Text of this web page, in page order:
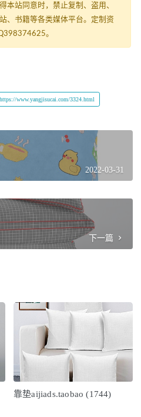
本站同意时，禁止复制、盗用、
、书籍等各类媒体平台。定制资
。
www.yangjisucai.com/3324.html
2022-03-31
下一篇
靠垫aijiads.taobao (1744)